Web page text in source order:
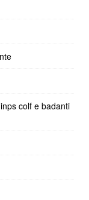
colf e badanti